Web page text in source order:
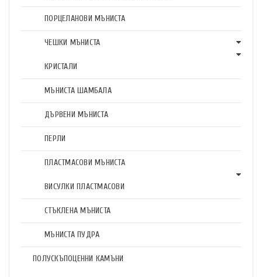
ПОРЦЕЛАНОВИ МЪНИСТА
ЧЕШКИ МЪНИСТА
КРИСТАЛИ
МЪНИСТА ШАМБАЛА
ДЪРВЕНИ МЪНИСТА
ПЕРЛИ
ПЛАСТМАСОВИ МЪНИСТА
ВИСУЛКИ ПЛАСТМАСОВИ
СТЪКЛЕНА МЪНИСТА
МЪНИСТА ПУДРА
ПОЛУСКЪПОЦЕННИ КАМЪНИ